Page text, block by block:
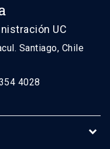
UC
Santiago, Chile
4028